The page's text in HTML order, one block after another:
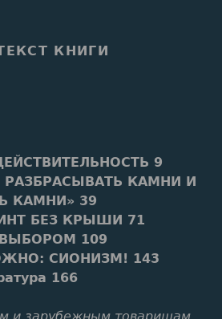
КНИГИ
9
РАЗБРАСЫВАТЬ КАМНИ И
КАМНИ» 39
БЕЗ КРЫШИ 71
ВЫБОРОМ 109
СИОНИЗМ! 143
166